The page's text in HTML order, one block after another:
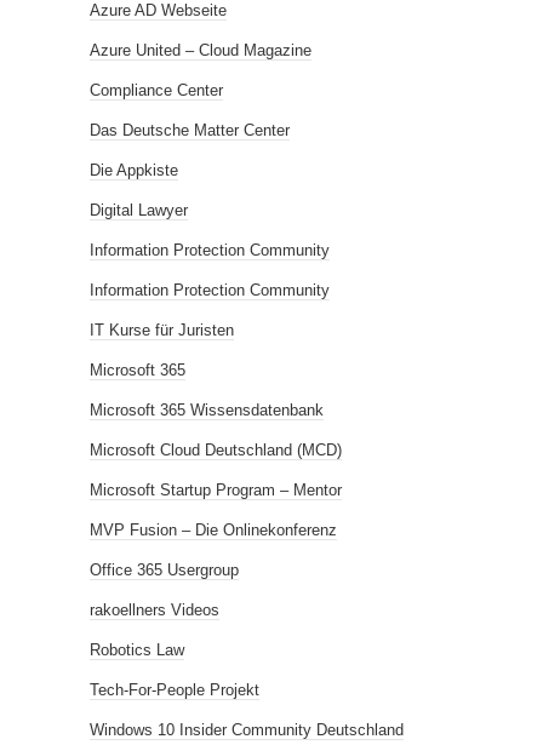
Azure AD Webseite
Azure United – Cloud Magazine
Compliance Center
Das Deutsche Matter Center
Die Appkiste
Digital Lawyer
Information Protection Community
Information Protection Community
IT Kurse für Juristen
Microsoft 365
Microsoft 365 Wissensdatenbank
Microsoft Cloud Deutschland (MCD)
Microsoft Startup Program – Mentor
MVP Fusion – Die Onlinekonferenz
Office 365 Usergroup
rakoellners Videos
Robotics Law
Tech-For-People Projekt
Windows 10 Insider Community Deutschland